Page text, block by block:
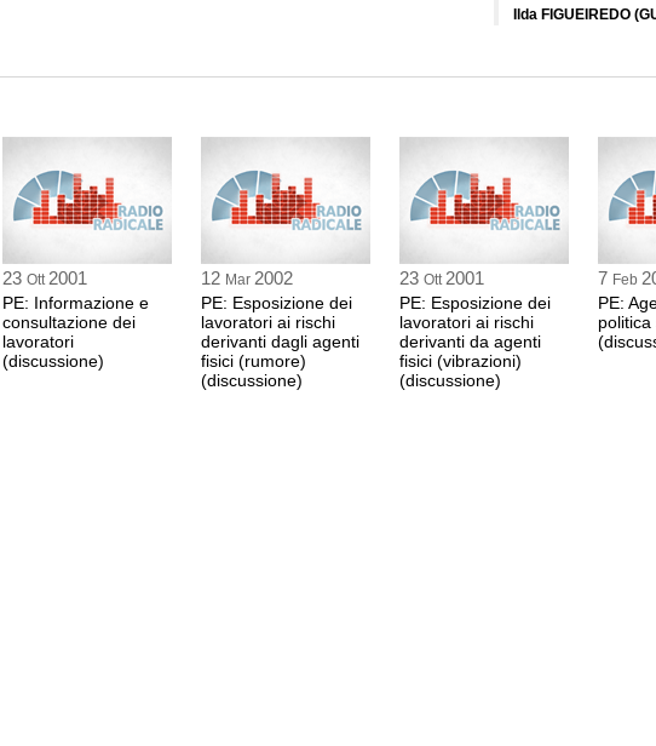
Ilda FIGUEIREDO
Bryan CROWLEY
0:23 Durata: 2 min
Johannes
0:26 Durata: 12 min
23 Ott 2001
PE: Informazione e
consultazione dei
lavoratori
(discussione)
12 Mar 2002
PE: Esposizione dei
lavoratori ai rischi
derivanti dagli agenti
fisici (rumore)
(discussione)
23 Ott 2001
PE: Esposizione dei
lavoratori ai rischi
derivanti da agenti
fisici (vibrazioni)
(discussione)
7 Feb
PE:
politica